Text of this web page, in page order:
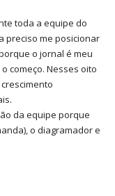
toda a equipe do
preciso me posicionar
o jornal é meu
começo. Nesses oito
da equipe porque
o diagramador e